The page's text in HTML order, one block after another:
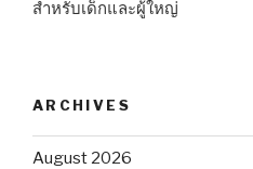
สำหรับเด็กและผู้ใหญ่
ARCHIVES
August 2026